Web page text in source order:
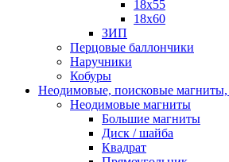
18х55
18х60
ЗИП
Перцовые баллончики
Наручники
Кобуры
Неодимовые, поисковые
Неодимовые магниты
Большие магниты
Диск / шайба
Квадрат